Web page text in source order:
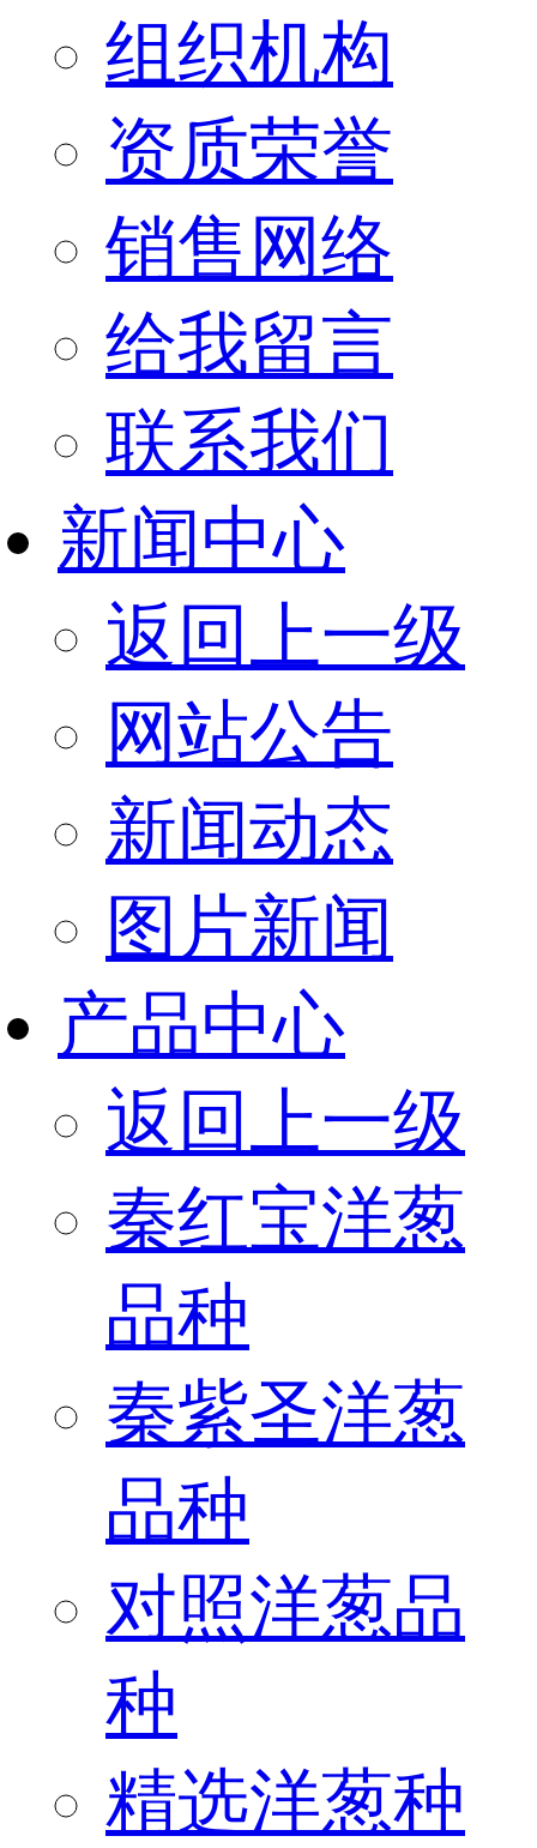
组织机构
资质荣誉
销售网络
给我留言
联系我们
新闻中心
返回上一级
网站公告
新闻动态
图片新闻
产品中心
返回上一级
秦红宝洋葱
品种
秦紫圣洋葱
品种
对照洋葱品
种
精选洋葱种